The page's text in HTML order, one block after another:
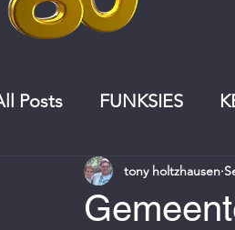
Posts FUNKSIES
KERKRAAD KOOR
tony holtzhausen